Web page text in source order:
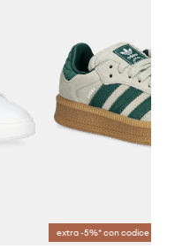
extra -5%* con codice OFF